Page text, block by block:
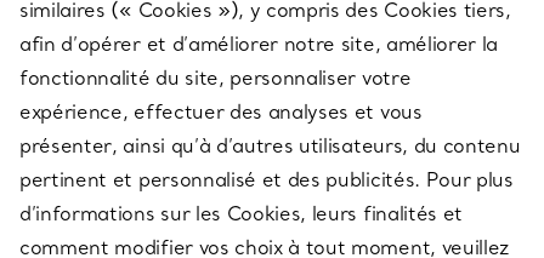
À PROPOS
QUESTIONS LÉGALES
similaires (« Cookies »), y compris des Cookies tiers,
afin d’opérer et d’améliorer notre site, améliorer la
fonctionnalité du site, personnaliser votre
expérience, effectuer des analyses et vous
présenter, ainsi qu’à d’autres utilisateurs, du contenu
pertinent et personnalisé et des publicités. Pour plus
d’informations sur les Cookies, leurs finalités et
comment modifier vos choix à tout moment, veuillez